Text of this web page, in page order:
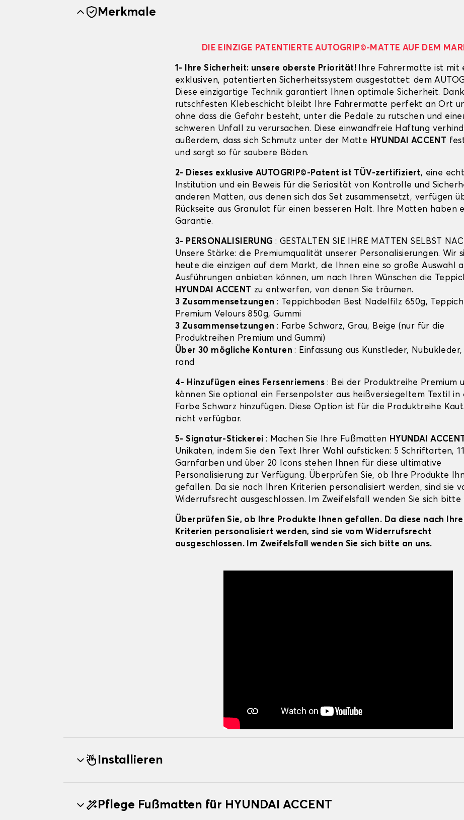
Merkmale
DIE EINZIGE PATENTIERTE AUTOGRIP©-MATTE AUF DEM
1- Ihre Sicherheit: unsere oberste Priorität! Ihre Fahrermatte ist mit
exklusiven, patentierten Sicherheitssystem ausgestattet: dem
Diese einzigartige Technik garantiert Ihnen optimale Sicherheit.
rutschfesten Klebeschicht bleibt Ihre Fahrermatte perfekt an Ort
ohne dass die Gefahr besteht, unter die Pedale zu rutschen und
schweren Unfall zu verursachen. Diese einwandfreie Haftung
außerdem, dass sich Schmutz unter der Matte HYUNDAI ACCENT
und sorgt so für saubere Böden.
2- Dieses exklusive AUTOGRIP©-Patent ist TÜV-zertifiziert, eine
Institution und ein Beweis für die Seriosität von Kontrolle und
anderen Matten, aus denen sich das Set zusammensetzt, verfügen
Rückseite aus Granulat für einen besseren Halt. Ihre Matten haben
Garantie.
3- PERSONALISIERUNG : GESTALTEN SIE IHRE MATTEN SELBST
Unsere Stärke: die Premiumqualität unserer Personalisierungen. Wir
heute die einzigen auf dem Markt, die Ihnen eine so große Auswahl
Ausführungen anbieten können, um nach Ihren Wünschen die
HYUNDAI ACCENT
zu entwerfen, von denen Sie träumen.
3 Zusammensetzungen : Teppichboden Best Nadelfilz 650g,
Premium Velours 850g, Gummi
3 Zusammensetzungen : Farbe Schwarz, Grau, Beige (nur für die
Produktreihen Premium und Gummi)
Über 30 mögliche Konturen: Einfassung aus Kunstleder,
rand
4- Hinzufügen eines Fersenriemens : Bei der Produktreihe Premium
können Sie optional ein Fersenpolster aus heißversiegeltem Textil in
Farbe Schwarz hinzufügen. Diese Option ist für die Produktreihe
nicht verfügbar.
5- Signatur-Stickerei : Machen Sie Ihre Fußmatten HYUNDAI ACCENT
Unikaten, indem Sie den Text Ihrer Wahl aufsticken: 5 Schriftarten, 11
Garnfarben und über 20 Icons stehen Ihnen für diese ultimative
Personalisierung zur Verfügung. Überprüfen Sie, ob Ihre Produkte
gefallen. Da sie nach Ihren Kriterien personalisiert werden, sind sie
Widerrufsrecht ausgeschlossen. Im Zweifelsfall wenden Sie sich bitte
Überprüfen Sie, ob Ihre Produkte Ihnen gefallen. Da diese nach
Kriterien personalisiert werden, sind sie vom Widerrufsrecht
ausgeschlossen. Im Zweifelsfall wenden Sie sich bitte an uns.
Installieren
Pflege Fußmatten für HYUNDAI ACCENT